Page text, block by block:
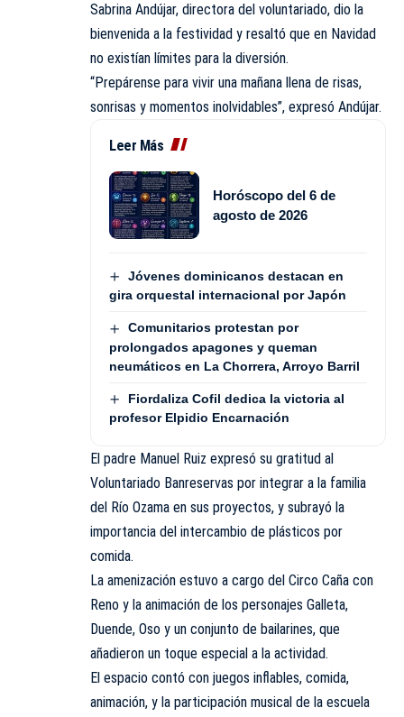
Sabrina Andújar, directora del voluntariado, dio la
bienvenida a la festividad y resaltó que en Navidad
no existían límites para la diversión.
“Prepárense para vivir una mañana llena de risas,
sonrisas y momentos inolvidables”, expresó Andújar.
Leer Más
Horóscopo del 6 de
agosto de 2026
Jóvenes dominicanos destacan en
gira orquestal internacional por Japón
Comunitarios protestan por
prolongados apagones y queman
neumáticos en La Chorrera, Arroyo Barril
Fiordaliza Cofil dedica la victoria al
profesor Elpidio Encarnación
El padre Manuel Ruiz expresó su gratitud al
Voluntariado Banreservas por integrar a la familia
del Río Ozama en sus proyectos, y subrayó la
importancia del intercambio de plásticos por
comida.
La amenización estuvo a cargo del Circo Caña con
Reno y la animación de los personajes Galleta,
Duende, Oso y un conjunto de bailarines, que
añadieron un toque especial a la actividad.
El espacio contó con juegos inflables, comida,
animación, y la participación musical de la escuela